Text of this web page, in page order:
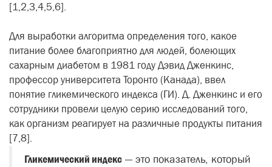
[1,2,3,4,5,6].
Для выработки алгоритма определения того, какое
питание более благоприятно для людей, болеющих
сахарным диабетом в 1981 году Дэвид Дженкинс,
профессор университета Торонто (Канада), ввел
понятие гликемического индекса (ГИ). Д. Дженкинс и его
сотрудники провели целую серию исследований того,
как организм реагирует на различные продукты питания
[7,8].
Гликемический индекс — это показатель, который